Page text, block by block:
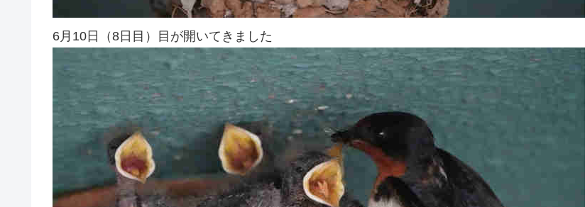
6月10日（8日目）目が開いてきました